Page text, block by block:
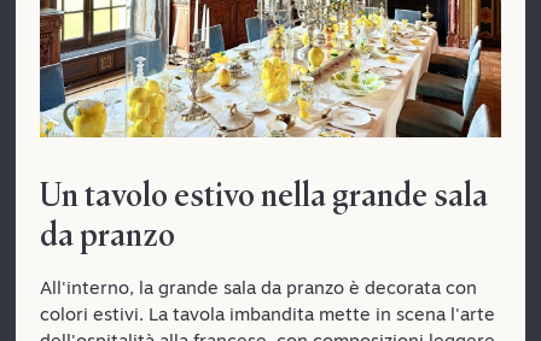
Un tavolo estivo nella grande sala
da pranzo
All'interno, la grande sala da pranzo è decorata con
colori estivi. La tavola imbandita mette in scena l'arte